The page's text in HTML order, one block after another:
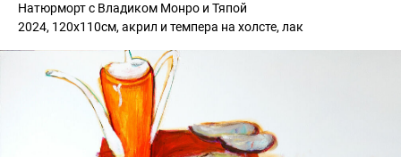
Натюрморт с Владиком Монро и Тяпой
2024, 120х110см, акрил и темпера на холсте, лак